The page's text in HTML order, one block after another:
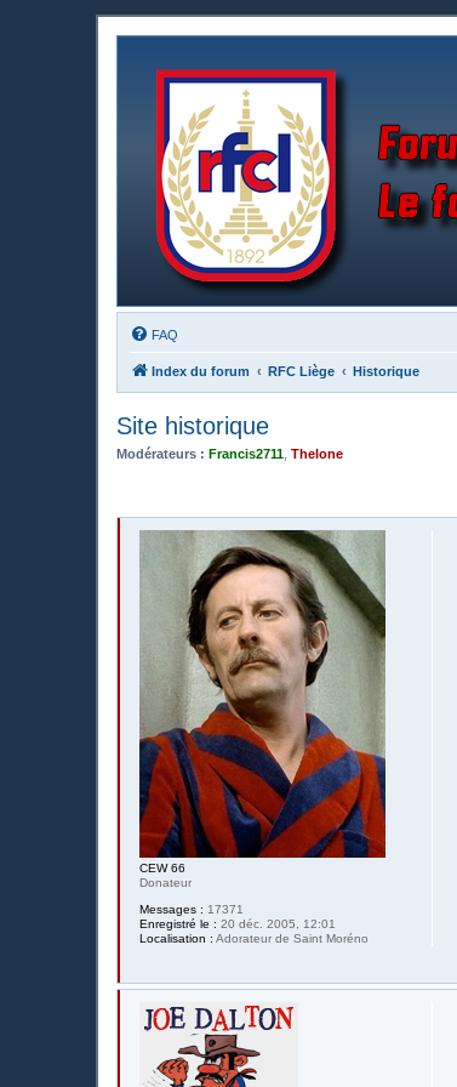
FAQ
Index du forum RFC Liège Historique
Site historique
Modérateurs : Francis2711 Thelone
CEW 66
Donateur
Messages : 17371
Enregistré le : 20 déc. 2005, 12:01
Localisation : Adorateur de Saint Moréno